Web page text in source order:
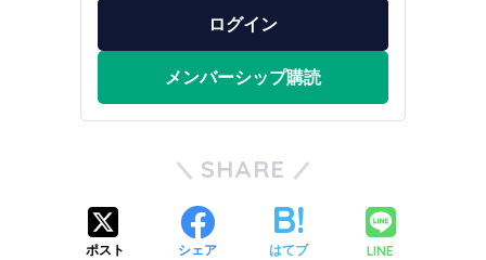
ログイン
メンバーシップ購読
SHARE
ポスト シェア はてブ LINE